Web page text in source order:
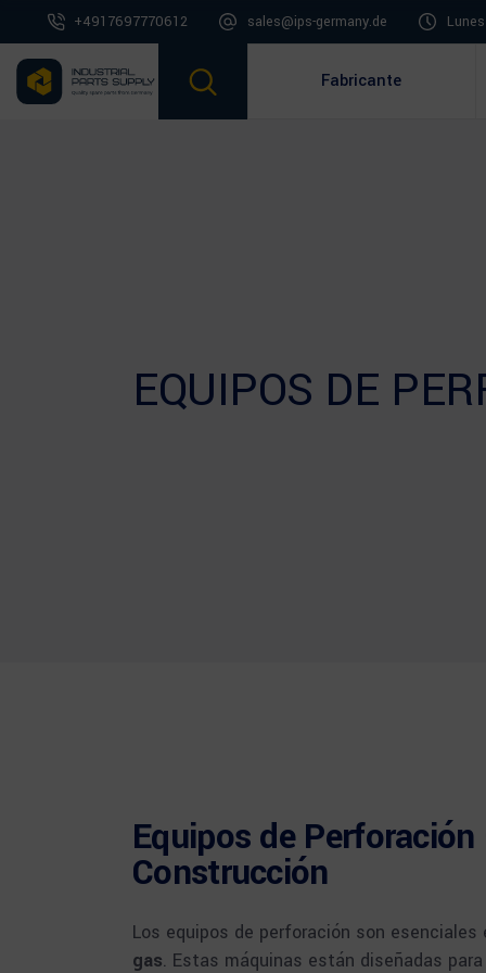
+4917697770612 sales@ips-germany.de
Fabricante
EQUIPOS DE
Equipos de
Construcción
Los equipos de perforación son
gas. Estas máquinas están diseñadas